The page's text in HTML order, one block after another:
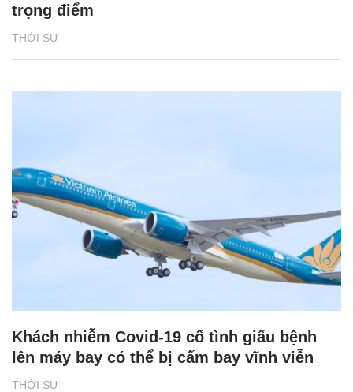
THỜI SỰ
trọng điểm
THỜI SỰ
Khách nhiễm Covid-19 cố tình giấu bệnh
lên máy bay có thể bị cấm bay vĩnh viễn